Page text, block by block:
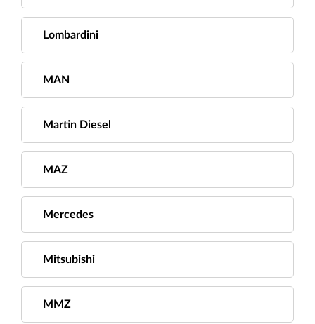
Lombardini
MAN
Martin Diesel
MAZ
Mercedes
Mitsubishi
MMZ